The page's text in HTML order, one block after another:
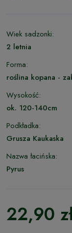
Wiek sadzonki:
2 letnia
Forma:
roślina kopana -
Wysokość:
ok. 120-140cm
Podkładka:
Grusza Kaukaska
Nazwa łacińska:
Pyrus
22,90